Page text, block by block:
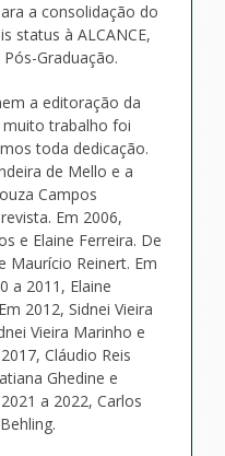
a consolidação do
status à ALCANCE,
Graduação.
a editoração da
muito trabalho foi
toda dedicação.
de Mello e a
Campos
Em 2006,
e Elaine Ferreira. De
Maurício Reinert. Em
a 2011, Elaine
2012, Sidnei Vieira
Vieira Marinho e
Cláudio Reis
Ghedine e
a 2022, Carlos